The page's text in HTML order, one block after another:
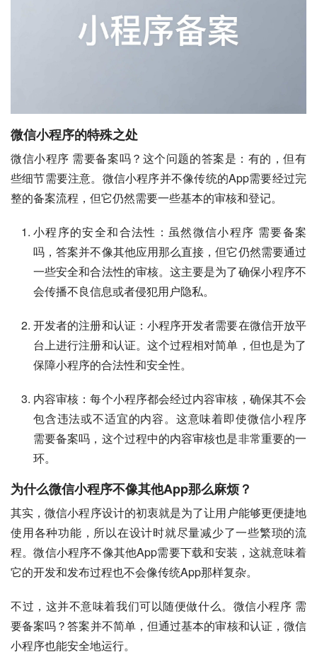
微信小程序的特殊之处
微信小程序 需要备案吗？这个问题的答案是：有的，但有
些细节需要注意。微信小程序并不像传统的App需要经过完
整的备案流程，但它仍然需要一些基本的审核和登记。
小程序的安全和合法性：虽然微信小程序 需要备案
吗，答案并不像其他应用那么直接，但它仍然需要通过
一些安全和合法性的审核。这主要是为了确保小程序不
会传播不良信息或者侵犯用户隐私。
开发者的注册和认证：小程序开发者需要在微信开放平
台上进行注册和认证。这个过程相对简单，但也是为了
保障小程序的合法性和安全性。
内容审核：每个小程序都会经过内容审核，确保其不会
包含违法或不适宜的内容。这意味着即使微信小程序
需要备案吗，这个过程中的内容审核也是非常重要的一
环。
为什么微信小程序不像其他App那么麻烦？
其实，微信小程序设计的初衷就是为了让用户能够更便捷地
使用各种功能，所以在设计时就尽量减少了一些繁琐的流
程。微信小程序不像其他App需要下载和安装，这就意味着
它的开发和发布过程也不会像传统App那样复杂。
不过，这并不意味着我们可以随便做什么。微信小程序 需
要备案吗？答案并不简单，但通过基本的审核和认证，微信
小程序也能安全地运行。